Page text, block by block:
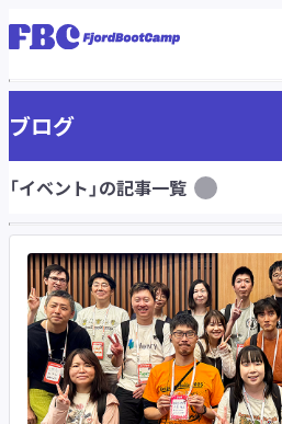
ブログ
「イベント」の記事一覧